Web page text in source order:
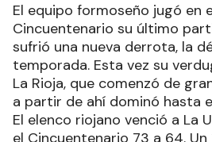
El equipo formoseño jugó en
Cincuentenario su último
sufrió una nueva derrota, la
temporada. Esta vez su
La Rioja, que comenzó de
a partir de ahí dominó hasta
El elenco riojano venció a La
el Cincuentenario 73 a 64.